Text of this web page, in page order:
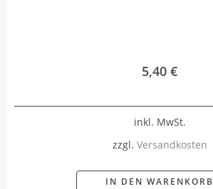
5,40 €
inkl. MwSt.
zzgl. Versandkosten
IN DEN WARENKORB